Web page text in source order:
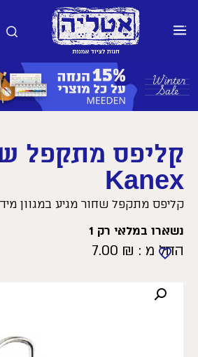
קליפס מתקפל
Kanex
קליפס מתקפל שחור מגיע במגוון
נשארו במלאי רק 1
החל מ : 7.00 ₪